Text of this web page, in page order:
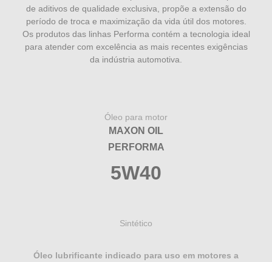
de aditivos de qualidade exclusiva, propõe a extensão do
período de troca e maximização da vida útil dos motores.
Os produtos das linhas Performa contém a tecnologia ideal
para atender com excelência as mais recentes exigências
da indústria automotiva.
Óleo para motor
MAXON OIL
PERFORMA
5W40
Sintético
Óleo lubrificante indicado para uso em motores a